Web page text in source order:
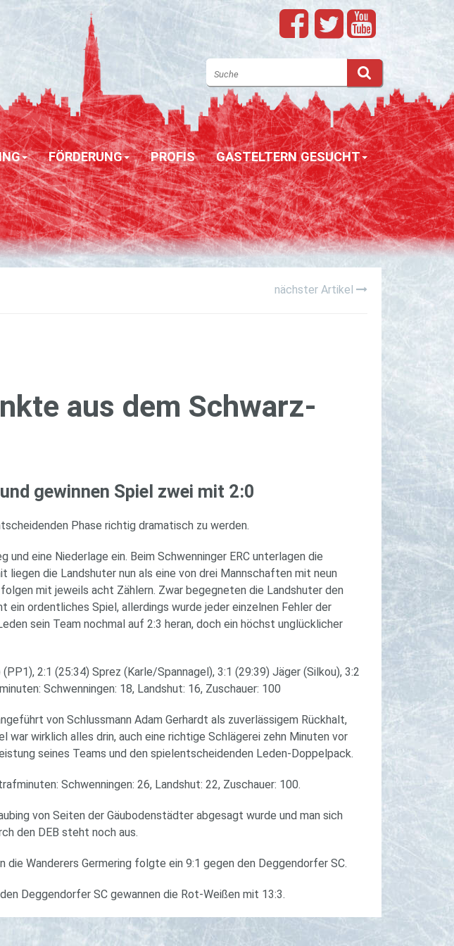
FÖRDERUNG PROFIS GASTELTERN GESUCHT
nächster Artikel
aus dem Schwarz­
ge­win­nen Spiel zwei mit 2:0
Phase richtig dramatisch zu werden.
eine Niederlage ein. Beim Schwenninger ERC unterlagen die
die Landshuter nun als eine von drei Mannschaften mit neun
mit jeweils acht Zählern. Zwar begegneten die Landshuter den
ein ordentliches Spiel, allerdings wurde jeder einzelnen Fehler der
sein Team nochmal auf 2:3 heran, doch ein höchst unglücklicher
2:1 (25:34) Sprez (Karle/Spannagel), 3:1 (29:39) Jäger (Silkou), 3:2
Schwenningen: 18, Landshut: 16, Zuschauer: 100
von Schlussmann Adam Gerhardt als zuverlässigem Rückhalt,
war wirklich alles drin, auch eine richtige Schlägerei zehn Minuten vor
seines Teams und den spielentscheidenden Leden-Doppelpack.
Schwenningen: 26, Landshut: 22, Zuschauer: 100.
von Seiten der Gäubodenstädter abgesagt wurde und man sich
den DEB steht noch aus.
Wanderers Germering folgte ein 9:1 gegen den Deggendorfer SC.
Deggendorfer SC gewannen die Rot-Weißen mit 13:3.